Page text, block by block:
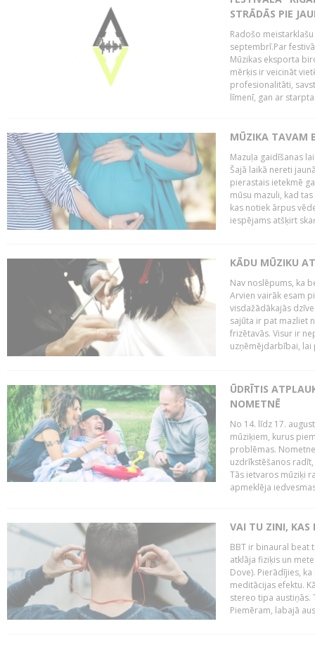
STRĀDĀS PIE
Radošo
septembrī.Par
Mūzikas eksporta
mērķis ir veicināt
profesionalitāti,
līmenī, gan ar
MŪZIKA TAVAM
Mazuļa gaidīšanas
Šajā laikā nereti
pierastais ietekmē
mūsu mazuli, kad
kas notiek ārpus
iespējams atšķirt
KĀDU MŪZIKU
Nav noslēpums, ka
Arvien vairāk esam
visdažādākajās
sajūta ir pat mazliet
frizētavās. Visur ir
uzņēmējdarbībai, lai
ŪDRĪTIS
NOMETNĒ
No 14. līdz 17.
mūziķiem, kurus
problēmas.
uzdrīkstēšanos
Tās ietvaros mūziķi
apmeklēja
VAI TU ZINI, KAS
BBT ir binaural beat
atklāja fiziķis un
Dove). Pierādījies,
meditācijas efektu.
stereo tipa austiņās.
Piemēram, labajā